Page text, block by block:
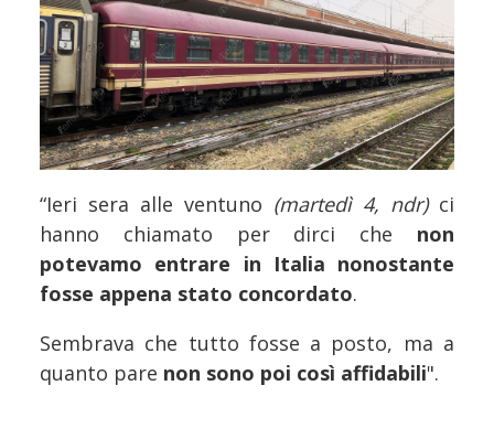
“Ieri sera alle ventuno (martedì 4, ndr)ci
hanno chiamato per dirci che non
potevamo entrare in Italia nonostante
fosse appena stato concordato.
Sembrava che tutto fosse a posto, ma a
quanto pare non sono poi così affidabili".